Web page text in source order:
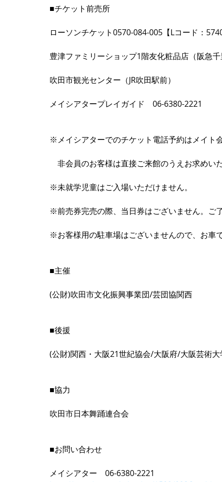
■チケット前売所
ローソンチケット0570-084-005【Lコード：
豊津ファミリーショップ1階友化粧品店（阪急
吹田市観光センター（JR吹田駅前）
メイシアタープレイガイド　06-6380-2221
※メイシアターでのチケット電話予約はメイト
非会員のお客様は直接ご来館のうえお求めい
※未就学児童はご入場いただけません。
※前売券完売の際、当日券はございません。ご
※お客様用の駐車場はございませんので、お車
■主催
(公財)吹田市文化振興事業団/芸団協関西
■後援
(公財)関西・大阪21世紀協会/大阪府/大阪芸術大
■協力
吹田市日本舞踊連合会
■お問い合わせ
メイシアター　06-6380-2221